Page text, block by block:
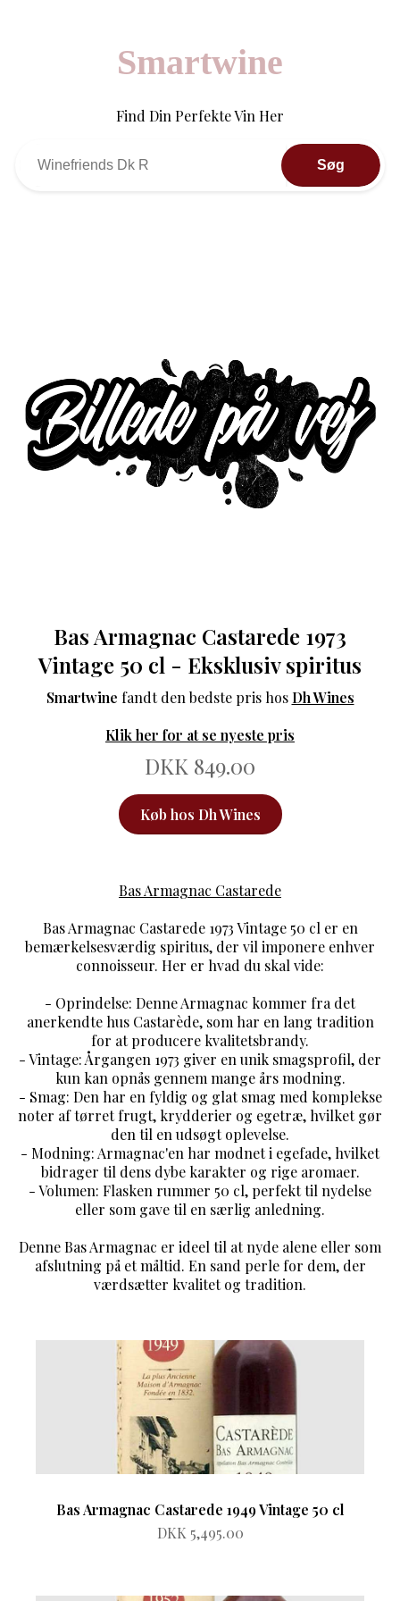
Smartwine
Find Din Perfekte Vin Her
Søg
Bas Armagnac Castarede 1973
Vintage 50 cl - Eksklusiv spiritus
Smartwine fandt den bedste pris hos Dh Wines
Klik her for at se nyeste pris
DKK 849.00
Køb hos Dh Wines
Bas Armagnac Castarede
Bas Armagnac Castarede 1973 Vintage 50 cl er en
bemærkelsesværdig spiritus, der vil imponere enhver
connoisseur. Her er hvad du skal vide:
- Oprindelse: Denne Armagnac kommer fra det
anerkendte hus Castarède, som har en lang tradition
for at producere kvalitetsbrandy.
- Vintage: Årgangen 1973 giver en unik smagsprofil, der
kun kan opnås gennem mange års modning.
- Smag: Den har en fyldig og glat smag med komplekse
noter af tørret frugt, krydderier og egetræ, hvilket gør
den til en udsøgt oplevelse.
- Modning: Armagnac'en har modnet i egefade, hvilket
bidrager til dens dybe karakter og rige aromaer.
- Volumen: Flasken rummer 50 cl, perfekt til nydelse
eller som gave til en særlig anledning.
Denne Bas Armagnac er ideel til at nyde alene eller som
afslutning på et måltid. En sand perle for dem, der
værdsætter kvalitet og tradition.
Bas Armagnac Castarede 1949 Vintage 50 cl
DKK 5,495.00